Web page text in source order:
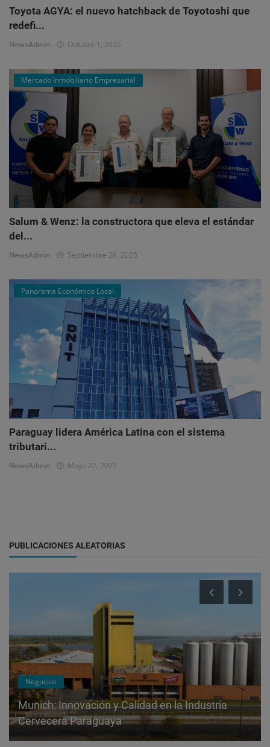
Toyota AGYA: el nuevo hatchback de Toyotoshi que
redefi...
NewsAdmin Octubre 1, 2025
Mercado Inmobiliario Empresarial
Salum & Wenz: la constructora que eleva el estándar
del...
NewsAdmin Septiembre 26, 2025
Panorama Económico Local
Paraguay lidera América Latina con el sistema
tributari...
NewsAdmin Mayo 27, 2025
PUBLICACIONES ALEATORIAS
Negocios
Munich: Innovación y Calidad en la Industria
Cervecera Paraguaya